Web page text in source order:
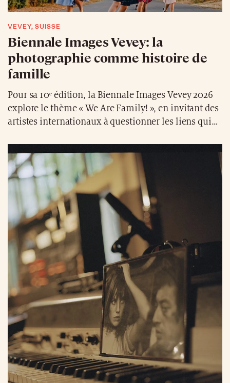
VEVEY, SUISSE
Biennale Images Vevey: la
photographie comme histoire de
famille
Pour sa 10ᵉ édition, la Biennale Images Vevey 2026
explore le thème « We Are Family! », en invitant des
artistes internationaux à questionner les liens qui
Du 5 au 27 septembre 2026, la ville de Vevey en
Suisse se transforme en galerie à ciel ouvert avec
près de 50 projets photographiques, tandis que
L’Appartement – Espace Images Vevey célèbre les 30
ans deRay’s a Laugh de Richard Billingham
devenu une référence majeure de la photographie
contemporaine.